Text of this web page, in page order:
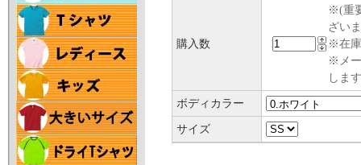
購入数
※(重
ざい
※在庫
※メー
しま
ボディカラー
サイズ